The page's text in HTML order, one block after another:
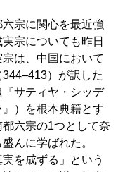
宗に関心を最近強
宗についても昨日
は、中国において
）が訳した
『サティヤ・シッデ
）を根本典籍とす
六宗の1つとして奈
んに学ばれた。
実を成ずる」という